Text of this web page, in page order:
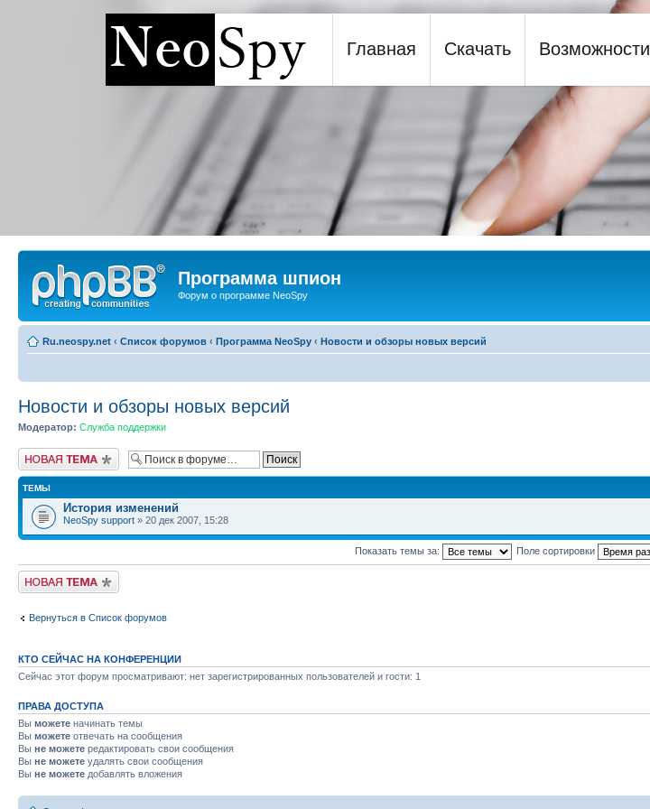
Программа шпион NeoSpy
Главная Скачать Возможности
Программа шпион
Форум о программе NeoSpy
Ru.neospy.net ‹ Список форумов ‹ Программа NeoSpy ‹ Новости и обзоры новых версий
Новости и обзоры новых версий
Модератор: Служба поддержки
Новая тема
ТЕМЫ
История изменений
NeoSpy support » 20 дек 2007, 15:28
Показать темы за: Поле сортировки
Новая тема
Вернуться в Список форумов
КТО СЕЙЧАС НА КОНФЕРЕНЦИИ
Сейчас этот форум просматривают: нет зарегистрированных пользователей и гости: 1
ПРАВА ДОСТУПА
Вы можете начинать темы
Вы можете отвечать на сообщения
Вы не можете редактировать свои сообщения
Вы не можете удалять свои сообщения
Вы не можете добавлять вложения